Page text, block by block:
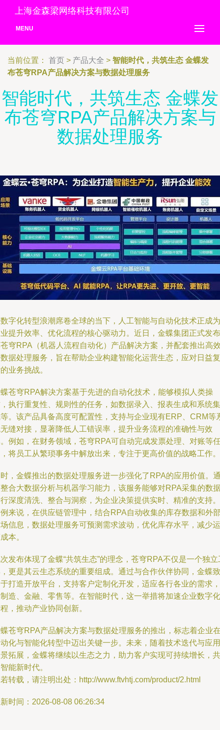
上海金森梁网络科技有限公司
MENU
当前位置： 首页 > 产品大全 > 智能时代，共筑生态 金蝶发
布苍穹RPA产品解决方案与数据处理服务
智能时代，共筑生态 金蝶发
布苍穹RPA产品解决方案与
数据处理服务
字化转型浪潮席卷全球的当下，人工智能与自动化技术正成为
提升效率、优化流程的核心驱动力。近日，金蝶集团正式发布
穹RPA（机器人流程自动化）产品解决方案，并配套推出高
据处理服务，旨在帮助企业构建智能化运营生态，应对日益复
业务挑战。
苍穹RPA解决方案基于先进的自动化技术，能够模拟人类操
执行重复性、规则性的任务，如数据录入、报表生成和系统集
。该产品具备高度可配置性，支持与企业现有ERP、CRM等
缝对接，显著降低人工错误率，提升业务流程的准确性与效
例如，在财务领域，苍穹RPA可自动完成发票处理、对账等
将员工从繁琐事务中解放出来，专注于更高价值的战略工作。
，金蝶推出的数据处理服务进一步强化了RPA的应用价值。
合大数据分析与机器学习能力，该服务能够对RPA采集的数
深度清洗、整合与洞察，为企业决策提供实时、精准的支持。
来说，在供应链管理中，结合RPA自动收集的库存数据和外
信息，数据处理服务可预测需求波动，优化库存水平，减少运
本。
发布体现了金蝶“共筑生态”的理念，苍穹RPA不仅是一个独立
更是其云生态系统的重要组成。通过与合作伙伴协同，金蝶致
打造开放平台，支持客户定制化开发，适应各行各业的需求，
造、金融、零售等。在智能时代，这一举措将加速企业数字化
，推动产业协同创新。
苍穹RPA产品解决方案与数据处理服务的推出，标志着企业
化与智能化转型中迈出关键一步。未来，随着技术迭代与应用
拓展，金蝶将继续以生态之力，助力客户实现可持续增长，共
能新时代。
转载，请注明出处：http://www.ftvhtj.com/product/2.html
时间：2026-08-08 06:26:34